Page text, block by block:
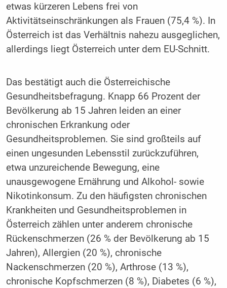
etwas kürzeren Lebens frei von
Aktivitätseinschränkungen als Frauen (75,4 %). In
Österreich ist das Verhältnis nahezu ausgeglichen,
allerdings liegt Österreich unter dem EU-Schnitt.
Das bestätigt auch die Österreichische
Gesundheitsbefragung. Knapp 66 Prozent der
Bevölkerung ab 15 Jahren leiden an einer
chronischen Erkrankung oder
Gesundheitsproblemen. Sie sind großteils auf
einen ungesunden Lebensstil zurückzuführen,
etwa unzureichende Bewegung, eine
unausgewogene Ernährung und Alkohol- sowie
Nikotinkonsum. Zu den häufigsten chronischen
Krankheiten und Gesundheitsproblemen in
Österreich zählen unter anderem chronische
Rückenschmerzen (26 % der Bevölkerung ab 15
Jahren), Allergien (20 %), chronische
Nackenschmerzen (20 %), Arthrose (13 %),
chronische Kopfschmerzen (8 %), Diabetes (6 %),